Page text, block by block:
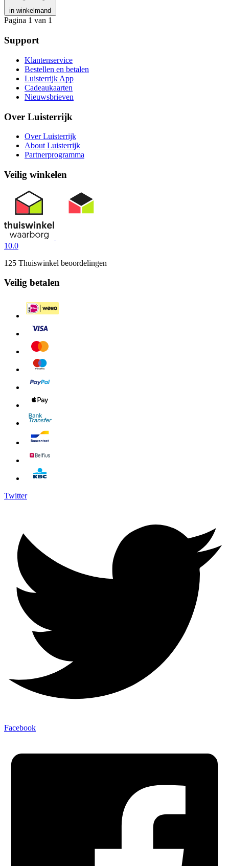
in winkelmand
Pagina 1 van 1
Support
Klantenservice
Bestellen en betalen
Luisterrijk App
Cadeaukaarten
Nieuwsbrieven
Over Luisterrijk
Over Luisterrijk
About Luisterrijk
Partnerprogramma
Veilig winkelen
10.0
125 Thuiswinkel beoordelingen
Veilig betalen
Twitter
Facebook